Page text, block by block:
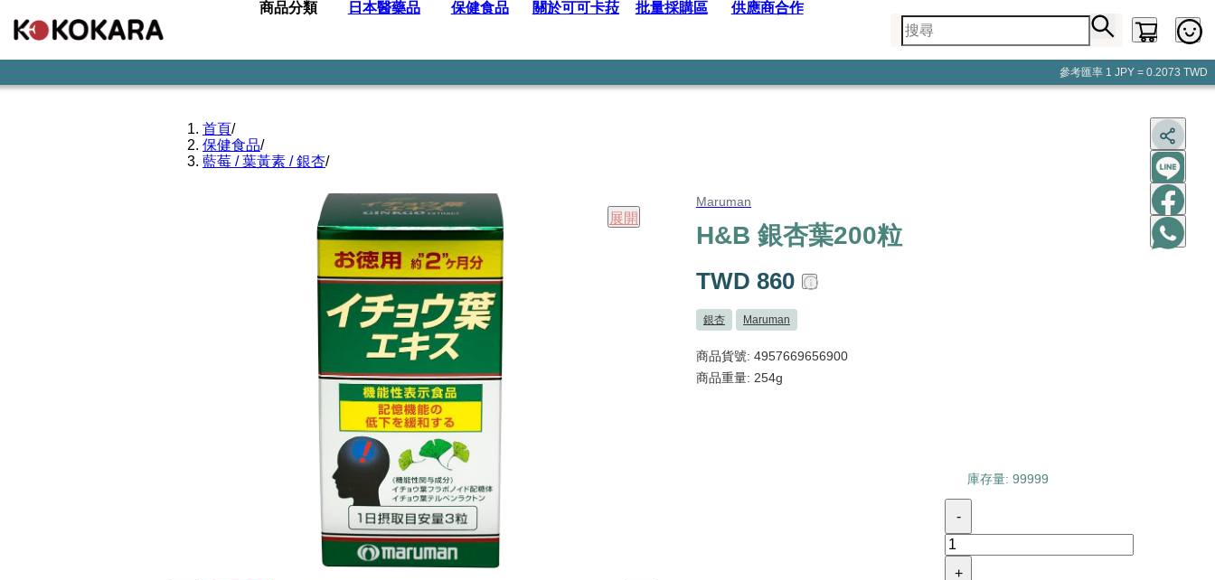
商品分類 日本醫藥品 保健食品 關於可可卡菈 批量採購區 供應商合作
參考匯率 1 JPY = 0.2073 TWD
首頁/
保健食品/
藍莓 / 葉黃素 / 銀杏/
展開
Maruman
H&B 銀杏葉200粒
TWD 860
銀杏 Maruman
商品貨號: 4957669656900
商品重量: 254g
庫存量: 99999
-
+